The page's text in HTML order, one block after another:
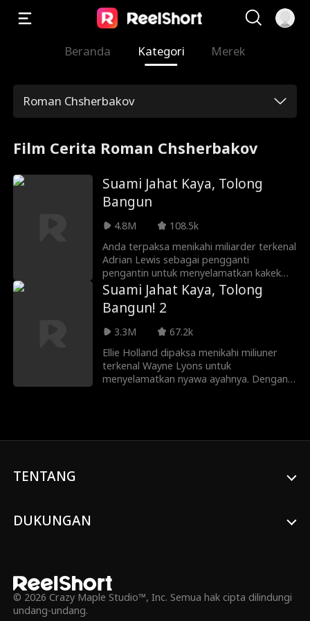
Beranda Kategori Merek
Roman Chsherbakov
Film Cerita Roman Chsherbakov
Suami Jahat Kaya, Tolong
Bangun
4.8M
108.5k
Anda terpaksa menikahi miliarder terkenal
Adrian Lewis sebagai pengganti
pengantin untuk menyelamatkan kakek
Anda. Dengan harga lima juta dolar, Anda
menjual diri ke keluarga Lewis dengan
janji untuk memberikan keturunan.
Namun, ada satu masalah... Adrian Lewis
dalam keadaan koma!
Suami Jahat Kaya, Tolong
Bangun! 2
3.3M
67.2k
Ellie Holland dipaksa menikahi miliuner
terkenal Wayne Lyons untuk
menyelamatkan nyawa ayahnya. Dengan
sedang koma!
TENTANG
DUKUNGAN
© 2026 Crazy Maple Studio™, Inc. Semua hak cipta dilindungi
undang-undang.